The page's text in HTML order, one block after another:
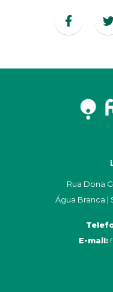
Rua Dona
Água Branca |
E-mail: